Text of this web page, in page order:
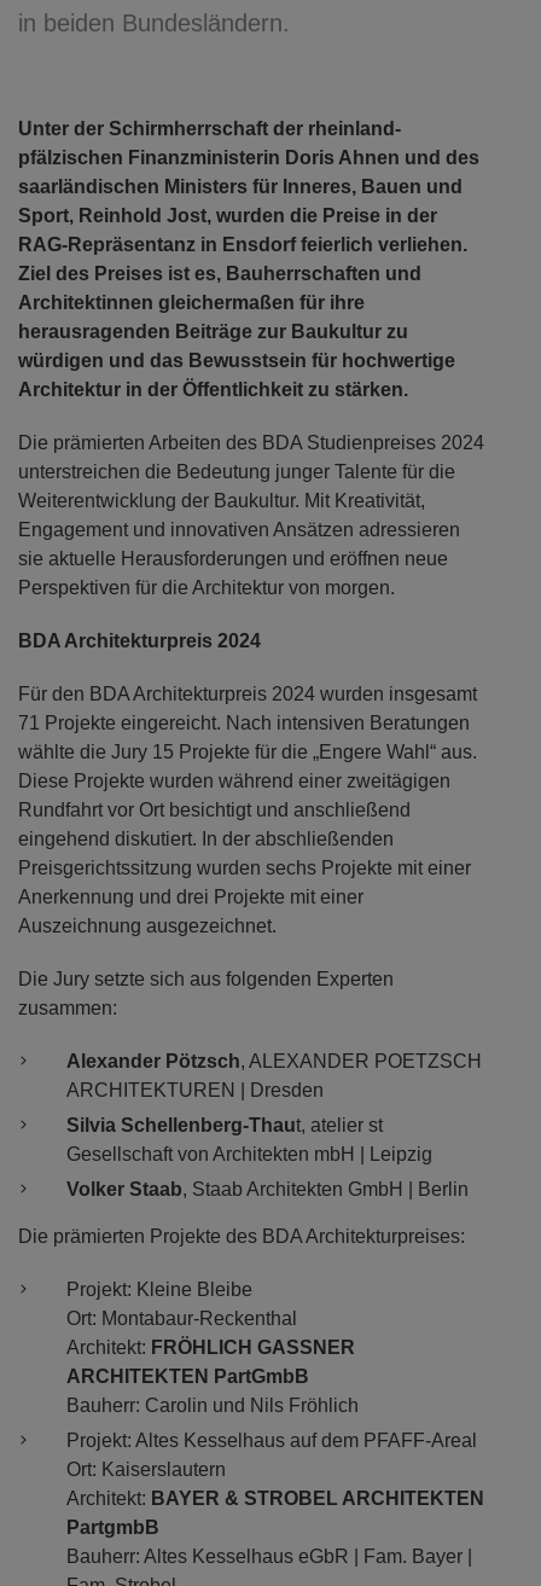
in beiden Bundesländern.
Unter der Schirmherrschaft der rheinland-
pfälzischen Finanzministerin Doris Ahnen und des
saarländischen Ministers für Inneres, Bauen und
Sport, Reinhold Jost, wurden die Preise in der
RAG-Repräsentanz in Ensdorf feierlich verliehen.
Ziel des Preises ist es, Bauherrschaften und
Architektinnen gleichermaßen für ihre
herausragenden Beiträge zur Baukultur zu
würdigen und das Bewusstsein für hochwertige
Architektur in der Öffentlichkeit zu stärken.
Die prämierten Arbeiten des BDA Studienpreises 2024
unterstreichen die Bedeutung junger Talente für die
Weiterentwicklung der Baukultur. Mit Kreativität,
Engagement und innovativen Ansätzen adressieren
sie aktuelle Herausforderungen und eröffnen neue
Perspektiven für die Architektur von morgen.
BDA Architekturpreis 2024
Für den BDA Architekturpreis 2024 wurden insgesamt
71 Projekte eingereicht. Nach intensiven Beratungen
wählte die Jury 15 Projekte für die „Engere Wahl“ aus.
Diese Projekte wurden während einer zweitägigen
Rundfahrt vor Ort besichtigt und anschließend
eingehend diskutiert. In der abschließenden
Preisgerichtssitzung wurden sechs Projekte mit einer
Anerkennung und drei Projekte mit einer
Auszeichnung ausgezeichnet.
Die Jury setzte sich aus folgenden Experten
zusammen:
Alexander Pötzsch, ALEXANDER POETZSCH
ARCHITEKTUREN | Dresden
Silvia Schellenberg-Thaut, atelier st
Gesellschaft von Architekten mbH | Leipzig
Volker Staab, Staab Architekten GmbH | Berlin
Die prämierten Projekte des BDA Architekturpreises:
Projekt: Kleine Bleibe
Ort: Montabaur-Reckenthal
Architekt: FRÖHLICH GASSNER
ARCHITEKTEN PartGmbB
Bauherr: Carolin und Nils Fröhlich
Projekt: Altes Kesselhaus auf dem PFAFF-Areal
Ort: Kaiserslautern
Architekt: BAYER & STROBEL ARCHITEKTEN
PartgmbB
Bauherr: Altes Kesselhaus eGbR | Fam. Bayer |